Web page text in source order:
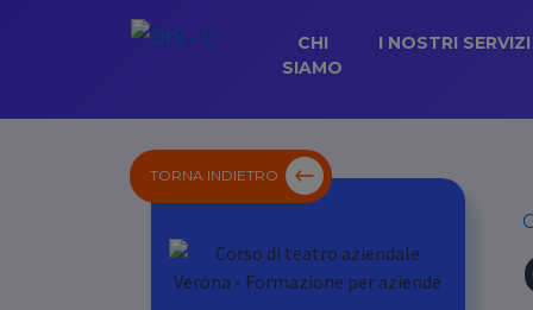
CHI
SIAMO
I NOSTRI SERVIZI
TORNA INDIETRO